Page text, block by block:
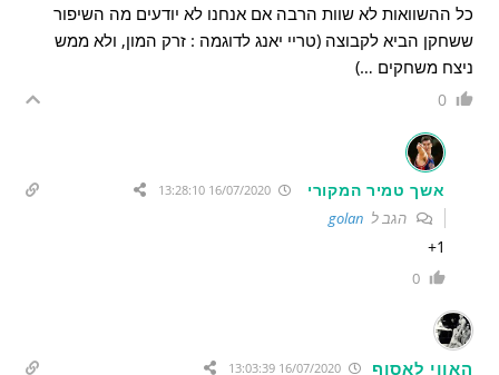
כל ההשוואות לא שוות הרבה אם אנחנו לא יודעים מה השיפור
ששחקן הביא לקבוצה (טריי יאנג לדוגמה : זרק המון, ולא ממש
ניצח משחקים …)
0
אשך טמיר המקורי
הגב ל golan
1+
0
האווי לאסוף 16/07/2020 13:03:39